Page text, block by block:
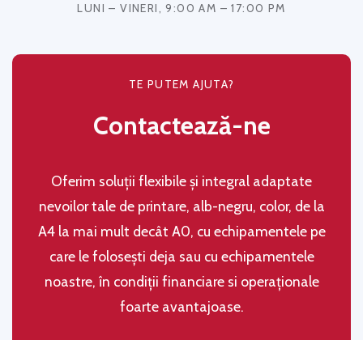
LUNI – VINERI, 9:00 AM – 17:00 PM
TE PUTEM AJUTA?
Contactează-ne
Oferim soluţii flexibile şi integral adaptate
nevoilor tale de printare, alb-negru, color, de la
A4 la mai mult decât A0, cu echipamentele pe
care le folosești deja sau cu echipamentele
noastre, în condiţii financiare si operaţionale
foarte avantajoase.